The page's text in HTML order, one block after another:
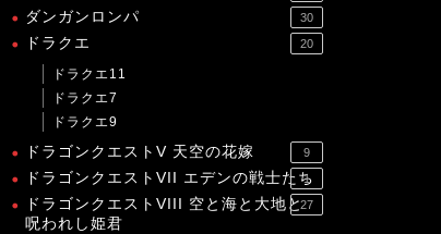
ダンガンロンパ 30
ドラクエ 20
ドラクエ11
ドラクエ7
ドラクエ9
ドラゴンクエストV 天空の花嫁 9
ドラゴンクエストVII エデンの戦士たち
1
ドラゴンクエストVIII 空と海と大地と
呪われし姫君
27